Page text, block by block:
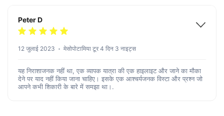
Peter D
12 जुलाई 2023 मेसोपोटामिया टूर 4 दिन 3 नाइट्स
यह निराशाजनक नहीं था, एक व्यापक यात्रा की एक हाइलाइट और जाने का मौका
देने पर याद नहीं किया जाना चाहिए। इसके एक आश्चर्यजनक विस्टा और प्रश्न जो
आपने कभी शिकारी के बारे में समझा था।.